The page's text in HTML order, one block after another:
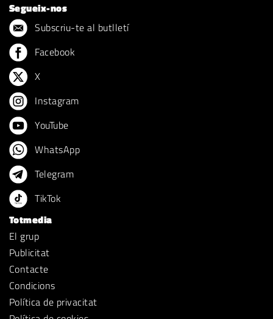
Segueix-nos
Subscriu-te al butlletí
Facebook
X
Instagram
YouTube
WhatsApp
Telegram
TikTok
Totmedia
El grup
Publicitat
Contacte
Condicions
Política de privacitat